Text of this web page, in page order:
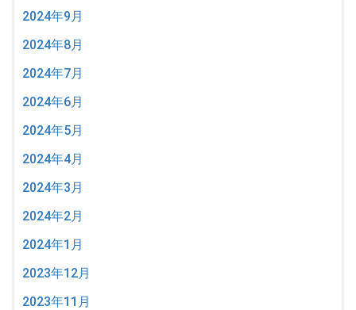
2024年9月
2024年8月
2024年7月
2024年6月
2024年5月
2024年4月
2024年3月
2024年2月
2024年1月
2023年12月
2023年11月